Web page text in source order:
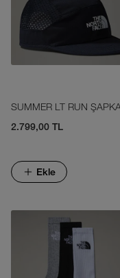
SUMMER LT RUN
2.799,00 TL
Ekle